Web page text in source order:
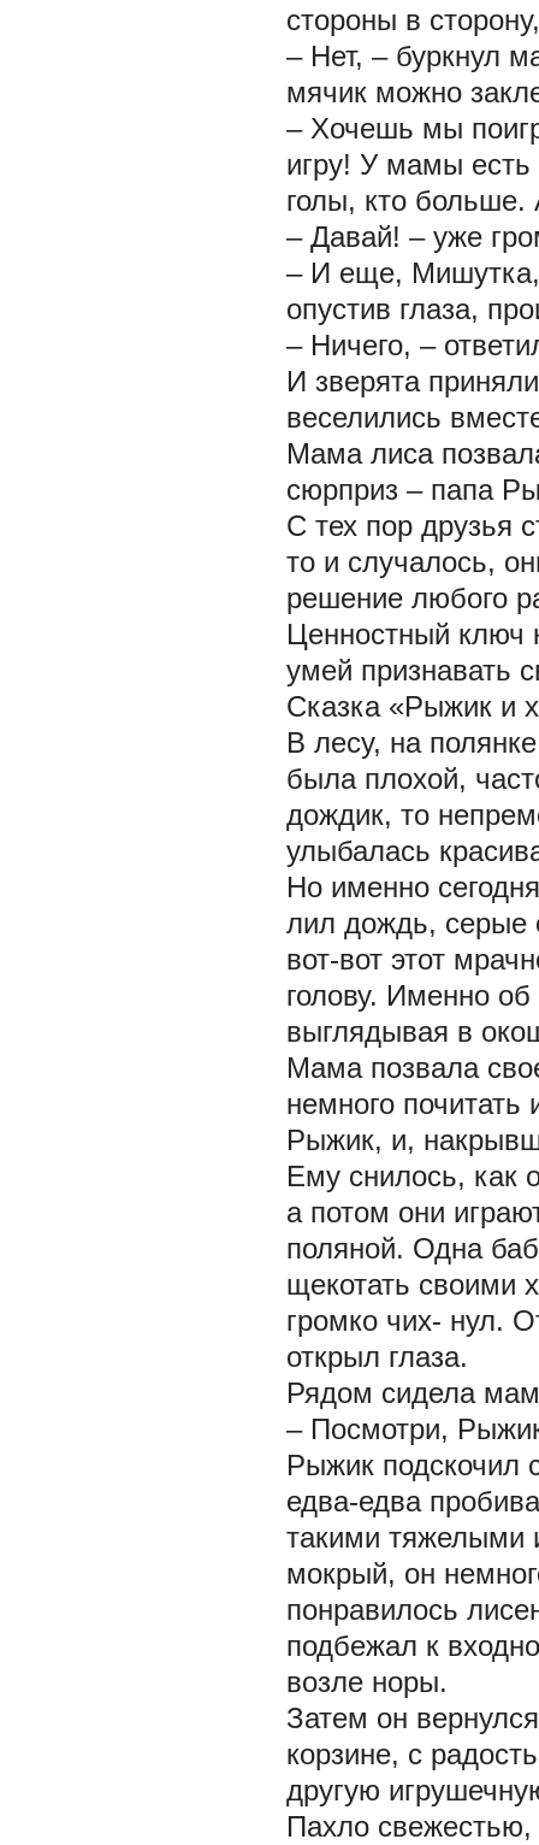
стороны в
– Нет, – буркнул
мячик можно
– Хочешь мы
игру! У мамы
голы, кто больше.
– Давай! – уже
– И еще, Мишутка,
опустив глаза,
– Ничего, –
И зверята
веселились
Мама лиса
сюрприз – папа
С тех пор друзья
то и случалось,
решение любого
Ценностный ключ
умей признавать
Сказка «Рыжик и
В лесу, на
была плохой,
дождик, то
улыбалась
Но именно
лил дождь, серые
вот-вот этот
голову. Именно
выглядывая в
Мама позвала
немного
Рыжик, и,
Ему снилось, как
а потом они
поляной. Одна
щекотать своими
громко чих- нул.
открыл глаза.
Рядом сидела
– Посмотри,
Рыжик подскочил
едва-едва
такими тяжелыми
мокрый, он
понравилось
подбежал к
возле норы.
Затем он
корзине, с
другую
Пахло свежестью,